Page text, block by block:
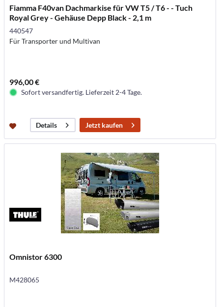
Fiamma F40van Dachmarkise für VW T5 / T6 - - Tuch
Royal Grey - Gehäuse Depp Black - 2,1 m
440547
Für Transporter und Multivan
996,00 €
Sofort versandfertig. Lieferzeit 2-4 Tage.
Details Jetzt kaufen
Omnistor 6300
M428065